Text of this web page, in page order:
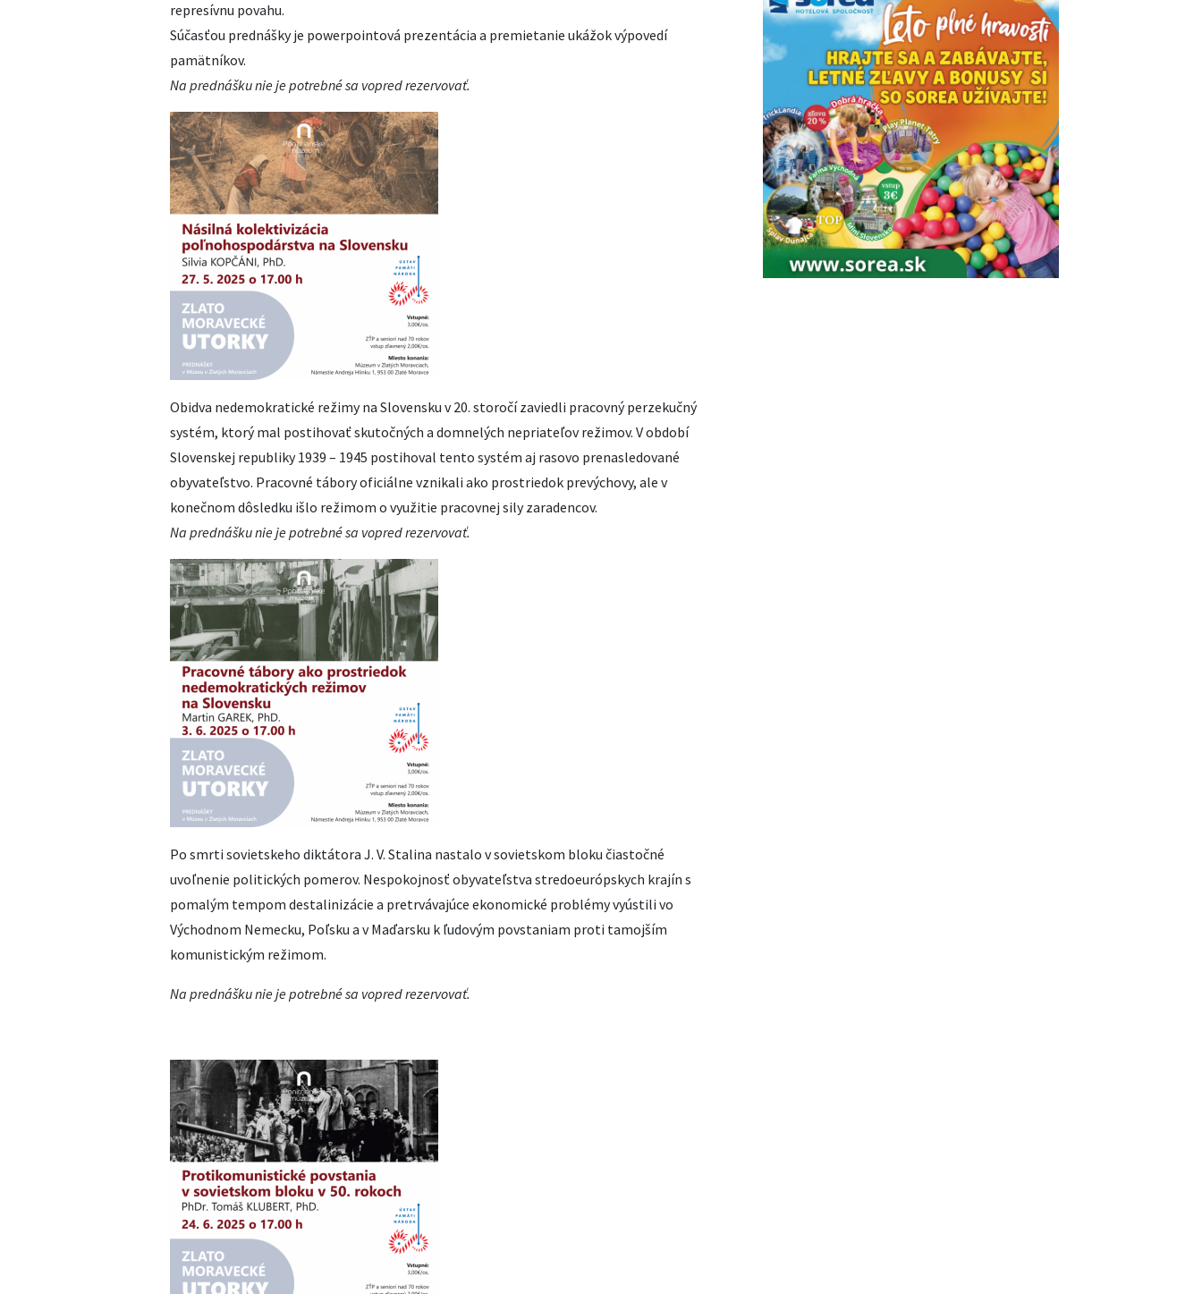
represívnu povahu.
Súčasťou prednášky je powerpointová prezentácia a premietanie ukážok výpovedí
pamätníkov.
Na prednášku nie je potrebné sa vopred rezervovať.
Obidva nedemokratické režimy na Slovensku v 20. storočí zaviedli pracovný perzekučný
systém, ktorý mal postihovať skutočných a domnelých nepriateľov režimov. V období
Slovenskej republiky 1939 – 1945 postihoval tento systém aj rasovo prenasledované
obyvateľstvo. Pracovné tábory oficiálne vznikali ako prostriedok prevýchovy, ale v
konečnom dôsledku išlo režimom o využitie pracovnej sily zaradencov.
Na prednášku nie je potrebné sa vopred rezervovať.
Po smrti sovietskeho diktátora J. V. Stalina nastalo v sovietskom bloku čiastočné
uvoľnenie politických pomerov. Nespokojnosť obyvateľstva stredoeurópskych krajín s
pomalým tempom destalinizácie a pretrvávajúce ekonomické problémy vyústili vo
Východnom Nemecku, Poľsku a v Maďarsku k ľudovým povstaniam proti tamojším
komunistickým režimom.
Na prednášku nie je potrebné sa vopred rezervovať.